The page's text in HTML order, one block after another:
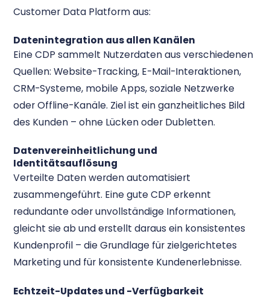
Customer Data Platform aus:
Datenintegration aus allen Kanälen
Eine CDP sammelt Nutzerdaten aus verschiedenen
Quellen: Website-Tracking, E-Mail-Interaktionen,
CRM-Systeme, mobile Apps, soziale Netzwerke
oder Offline-Kanäle. Ziel ist ein ganzheitliches Bild
des Kunden – ohne Lücken oder Dubletten.
Datenvereinheitlichung und
Identitätsauflösung
Verteilte Daten werden automatisiert
zusammengeführt. Eine gute CDP erkennt
redundante oder unvollständige Informationen,
gleicht sie ab und erstellt daraus ein konsistentes
Kundenprofil – die Grundlage für zielgerichtetes
Marketing und für konsistente Kundenerlebnisse.
Echtzeit-Updates und -Verfügbarkeit